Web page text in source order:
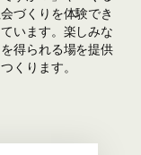
づくりを体験でき
います。楽しみな
得られる場を提供
くります。